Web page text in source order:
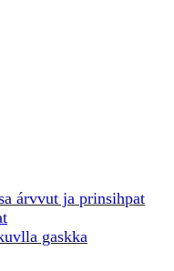
árvvut ja prinsihpat
gaskka